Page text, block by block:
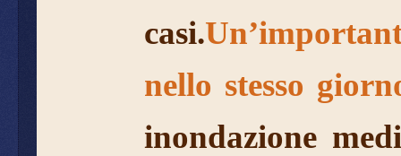
casi.
nello stesso
inondazione